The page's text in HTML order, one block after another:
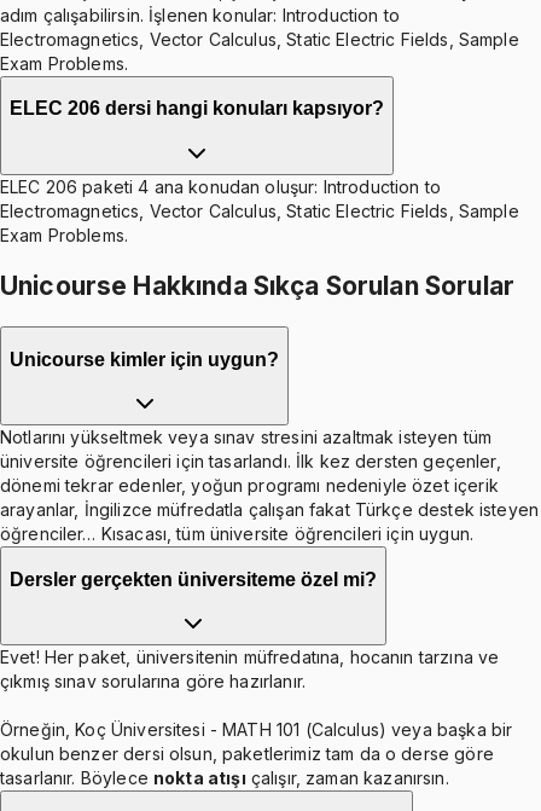
adım çalışabilirsin. İşlenen konular: Introduction to
Electromagnetics, Vector Calculus, Static Electric Fields, Sample
Exam Problems.
ELEC 206 dersi hangi konuları kapsıyor?
ELEC 206 paketi 4 ana konudan oluşur: Introduction to
Electromagnetics, Vector Calculus, Static Electric Fields, Sample
Exam Problems.
Unicourse Hakkında Sıkça Sorulan Sorular
Unicourse kimler için uygun?
Notlarını yükseltmek veya sınav stresini azaltmak isteyen tüm
üniversite öğrencileri için tasarlandı. İlk kez dersten geçenler,
dönemi tekrar edenler, yoğun programı nedeniyle özet içerik
arayanlar, İngilizce müfredatla çalışan fakat Türkçe destek isteyen
öğrenciler… Kısacası, tüm üniversite öğrencileri için uygun.
Dersler gerçekten üniversiteme özel mi?
Evet! Her paket, üniversitenin müfredatına, hocanın tarzına ve
çıkmış sınav sorularına göre hazırlanır.
Örneğin, Koç Üniversitesi - MATH 101 (Calculus) veya başka bir
okulun benzer dersi olsun, paketlerimiz tam da o derse göre
tasarlanır. Böylece nokta atışı çalışır, zaman kazanırsın.